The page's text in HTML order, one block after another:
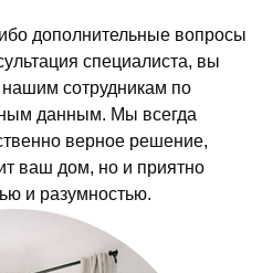
дополнительные вопросы
специалиста, вы
сотрудникам по
данным. Мы всегда
верное решение,
ваш дом, но и приятно
и разумностью.